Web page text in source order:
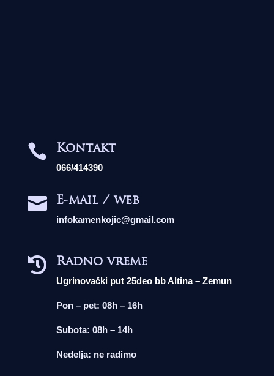
 Kontakt
066/414390
 E-mail / web
infokamenkojic@gmail.com
 Radno vreme
Ugrinovački put 25deo bb Altina – Zemun
Pon – pet: 08h – 16h
Subota: 08h – 14h
Nedelja: ne radimo